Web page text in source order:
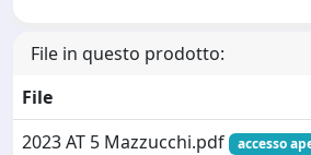
File in questo prodotto:
File
2023 AT 5 Mazzucchi.pdf
accesso